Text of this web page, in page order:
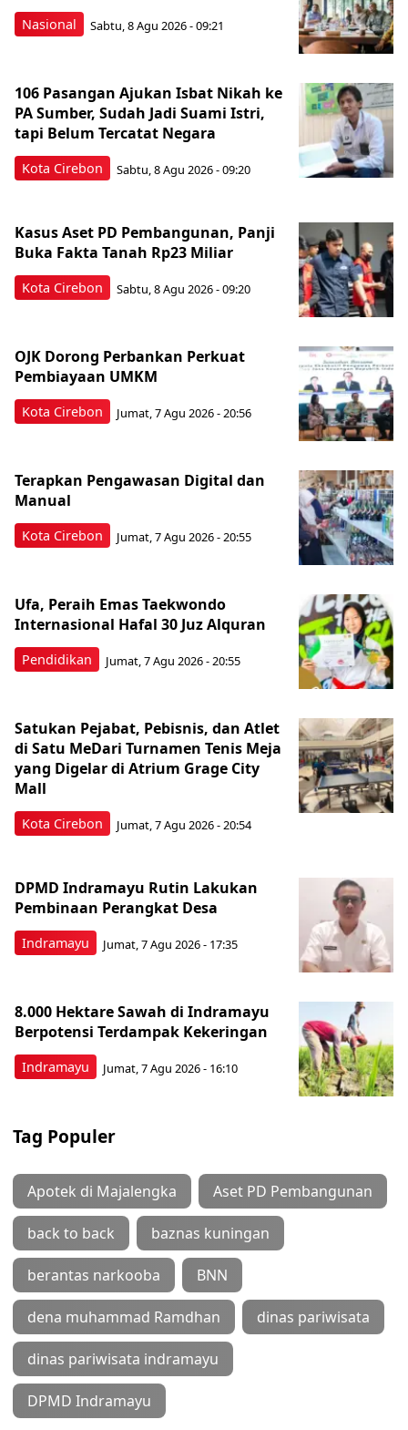
Nasional Sabtu, 8 Agu 2026 - 09:21
Kota Cirebon
106 Pasangan Ajukan Isbat Nikah ke
PA Sumber, Sudah Jadi Suami Istri,
tapi Belum Tercatat Negara
Sabtu, 8 Agu 2026 - 09:20
Kota Cirebon
Kasus Aset PD Pembangunan, Panji
Buka Fakta Tanah Rp23 Miliar
Sabtu, 8 Agu 2026 - 09:20
Kota Cirebon
OJK Dorong Perbankan Perkuat
Pembiayaan UMKM
Jumat, 7 Agu 2026 - 20:56
Kota Cirebon
Terapkan Pengawasan Digital dan
Manual
Jumat, 7 Agu 2026 - 20:55
Pendidikan
Ufa, Peraih Emas Taekwondo
Internasional Hafal 30 Juz Alquran
Jumat, 7 Agu 2026 - 20:55
Kota Cirebon
Satukan Pejabat, Pebisnis, dan Atlet
di Satu MeDari Turnamen Tenis Meja
yang Digelar di Atrium Grage City
Mall
Jumat, 7 Agu 2026 - 20:54
Indramayu
DPMD Indramayu Rutin Lakukan
Pembinaan Perangkat Desa
Jumat, 7 Agu 2026 - 17:35
Indramayu
8.000 Hektare Sawah di Indramayu
Berpotensi Terdampak Kekeringan
Jumat, 7 Agu 2026 - 16:10
Tag Populer
Apotek di Majalengka Aset PD Pembangunan
back to back baznas kuningan
berantas narkooba BNN
dena muhammad Ramdhan dinas pariwisata
dinas pariwisata indramayu
DPMD Indramayu